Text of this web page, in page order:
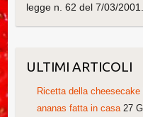
legge n. 62 del 7/03/2001.
ULTIMI ARTICOLI
Ricetta della
ananas fatta in casa 27